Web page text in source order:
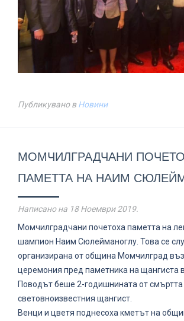
Публикувано вНовини
МОМЧИЛГРАДЧАНИ
ПАМЕТТА НА НАИМ
Написано на 18 Ноември 2019.
Момчилградчани почетоха паметта на
шампион Наим Сюлейманоглу. Това се
организирана от община Момчилград
церемония пред паметника на щангиста в
Поводът беше 2-годишнината от смъртта
световноизвестния щангист.
Венци и цветя поднесоха кметът на